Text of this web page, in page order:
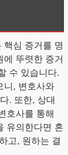
핵심 증거를 명
뚜렷한 증거
수 있습니다.
니, 변호사와
. 또한, 상대
호사를 통해
유의한다면 혼
고, 원하는 결